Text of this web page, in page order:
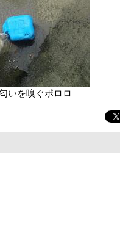
いを嗅ぐポロロ